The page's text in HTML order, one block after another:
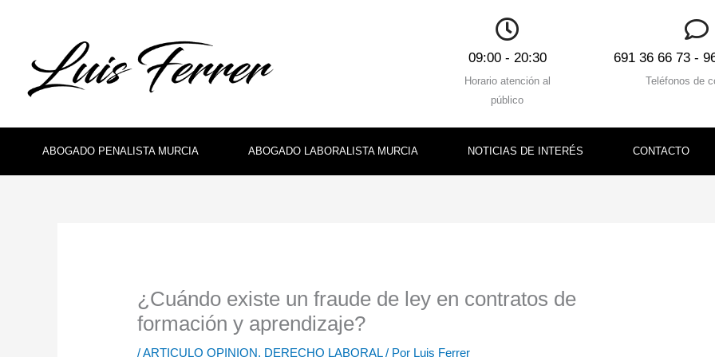
09:00 - 20:30
Horario atención al
público
691 36 66 73 -
Teléfonos de
ABOGADO PENALISTA MURCIA ABOGADO LABORALISTA MURCIA NOTICIAS DE INTERÉS CONTACTO
¿Cuándo existe un fraude de ley en contratos de
formación y aprendizaje?
/ARTICULO OPINION, DERECHO LABORAL/ Por Luis Ferrer